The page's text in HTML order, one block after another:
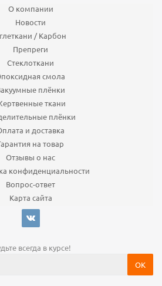
О компании
Новости
/ Карбон
Препреги
Стеклоткани
смола
плёнки
ткани
плёнки
и доставка
на товар
Отзывы о нас
конфиденциальности
Вопрос-ответ
Карта сайта
всегда в курсе!